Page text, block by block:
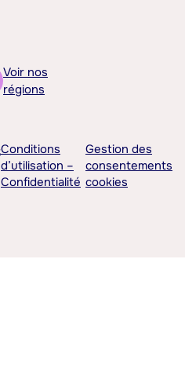
Voir nos
régions
Conditions
d’utilisation –
Confidentialité
Gestion des
consentements
cookies